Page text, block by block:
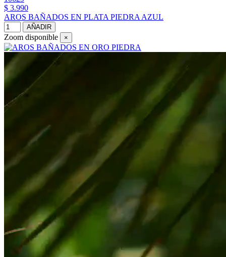
$ 3.990
AROS BAÑADOS EN PLATA PIEDRA AZUL
AÑADIR
Zoom disponible ×